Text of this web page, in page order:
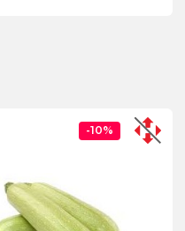
-10%